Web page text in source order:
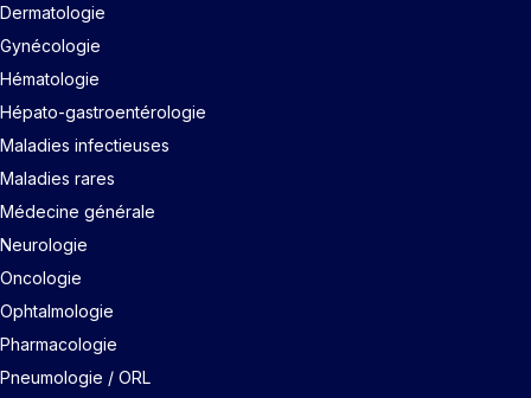
Dermatologie
Gynécologie
Hématologie
Hépato-gastroentérologie
Maladies infectieuses
Maladies rares
Médecine générale
Neurologie
Oncologie
Ophtalmologie
Pharmacologie
Pneumologie / ORL